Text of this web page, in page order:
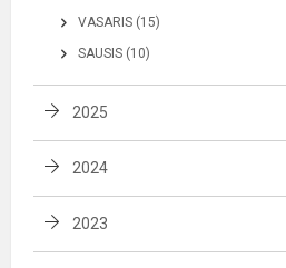
VASARIS (15)
SAUSIS (10)
2025
2024
2023